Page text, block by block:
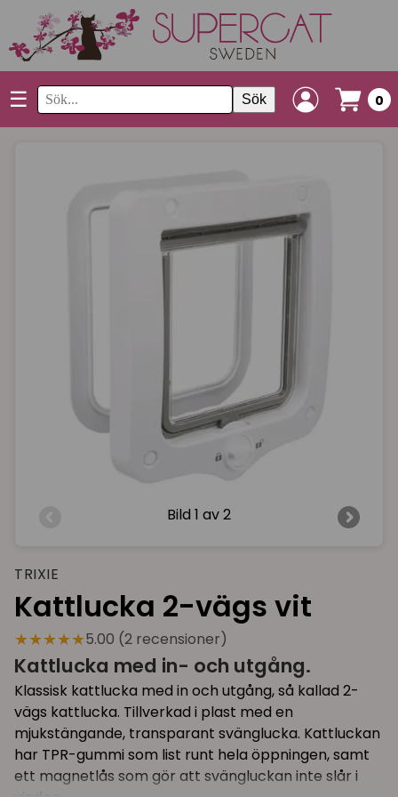
☰ Sök 0
Bild 1 av 2
TRIXIE
Kattlucka 2-vägs vit
★★★★★5.00 (2 recensioner)
Kattlucka med in- och utgång.
Klassisk kattlucka med in och utgång, så kallad 2-
vägs kattlucka. Tillverkad i plast med en
mjukstängande, transparant svänglucka. Kattluckan
har TPR-gummi som list runt hela öppningen, samt
ett magnetlås som gör att svängluckan inte slår i